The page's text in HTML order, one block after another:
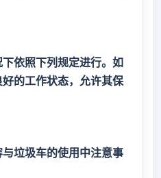
依照下列规定进行。如
的工作状态，允许其保
垃圾车的使用中注意事